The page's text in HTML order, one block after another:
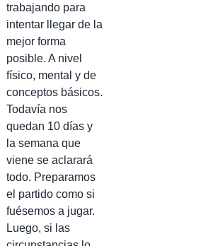
trabajando para
intentar llegar de la
mejor forma
posible. A nivel
físico, mental y de
conceptos básicos.
Todavía nos
quedan 10 días y
la semana que
viene se aclarará
todo. Preparamos
el partido como si
fuésemos a jugar.
Luego, si las